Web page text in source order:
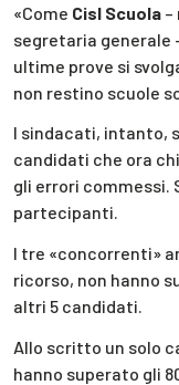
«Come Cisl Scuola –
segretaria generale
ultime prove si
non restino scuole
I sindacati, intanto,
candidati che ora
gli errori commessi.
partecipanti.
I tre «concorrenti»
ricorso, non hanno
altri 5 candidati.
Allo scritto un solo
hanno superato gli